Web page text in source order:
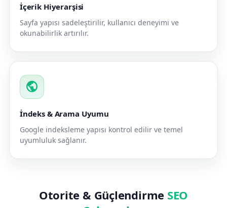
İçerik Hiyerarşisi
Sayfa yapısı sadeleştirilir, kullanıcı deneyimi ve
okunabilirlik artırılır.
public
İndeks & Arama Uyumu
Google indeksleme yapısı kontrol edilir ve temel
uyumluluk sağlanır.
Otorite & Güçlendirme SEO